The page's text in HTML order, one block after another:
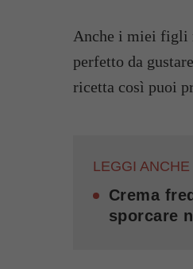
Anche i miei figli
perfetto da
ricetta così puoi
LEGGI ANCHE
Crema
sporcare